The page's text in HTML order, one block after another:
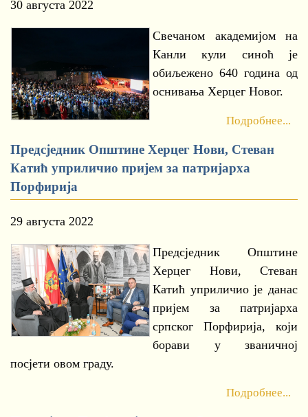
30 августа 2022
Свечаном академијом на
Канли кули синоћ је
обиљежено 640 година од
оснивања Херцег Новог.
Подробнее...
Предсједник Општине Херцег Нови, Стеван
Катић уприличио пријем за патријарха
Порфирија
29 августа 2022
Предсједник Општине
Херцег Нови, Стеван
Катић уприличио је данас
пријем за патријарха
српског Порфирија, који
борави у званичној
посјети овом граду.
Подробнее...